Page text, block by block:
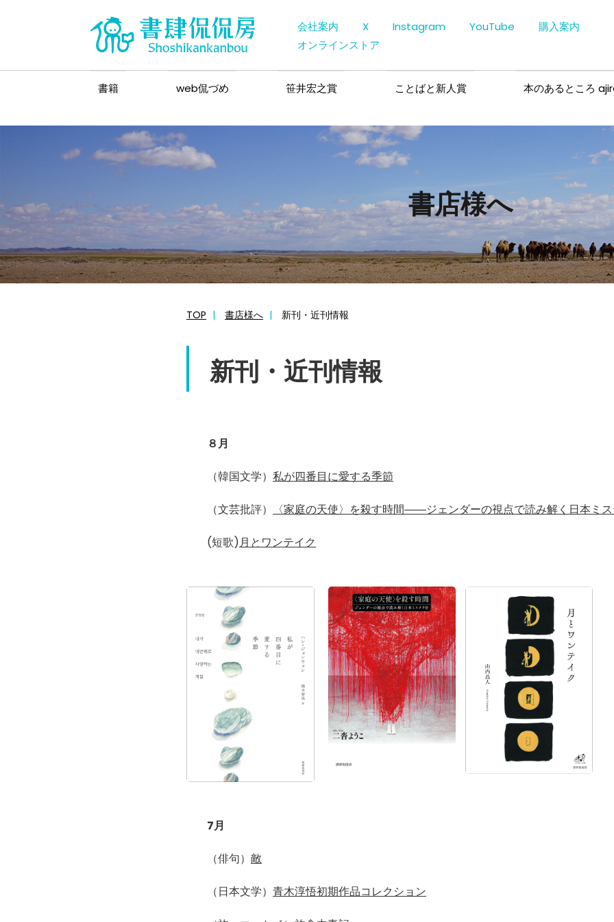
会社案内 X Instagram YouTube
購入案内
オンラインストア
書籍 web侃づめ 笹井宏之賞 ことばと新人賞 本のあるところ
書店様へ
TOP 書店様へ 新刊・近刊情報
新刊・近刊情報
８月
（韓国文学） 私が四番目に愛する季節
（文芸批評） 〈家庭の天使〉を殺す時間――ジェンダーの視点で読み解く日本ミ
(短歌)月とワンテイク
7月
（俳句） 敵
（日本文学） 青木淳悟初期作品コレクション